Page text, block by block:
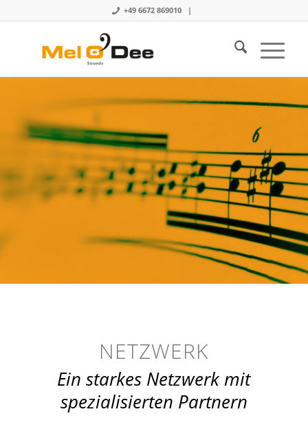
+49 6672 869010 |
NETZWERK
Ein starkes Netzwerk mit
spezialisierten Partnern